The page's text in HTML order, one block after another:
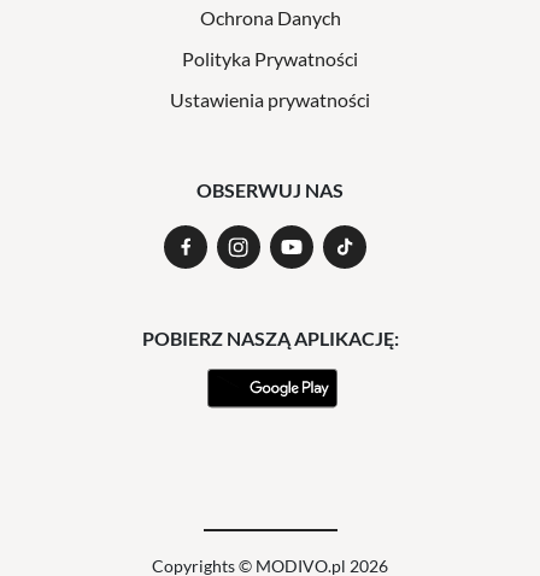
Ochrona Danych
Polityka Prywatności
Ustawienia prywatności
OBSERWUJ NAS
POBIERZ NASZĄ APLIKACJĘ:
Copyrights © MODIVO.pl 2026